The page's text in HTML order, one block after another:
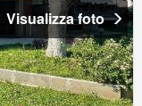
Visualizza foto